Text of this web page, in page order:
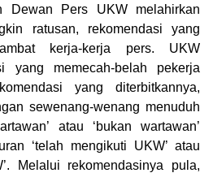
Dewan Pers UKW melahirkan
ratusan, rekomendasi yang
kerja-kerja pers. UKW
yang memecah-belah pekerja
yang diterbitkannya,
sewenang-wenang menuduh
atau ‘bukan wartawan’
‘telah mengikuti UKW’ atau
Melalui rekomendasinya pula,